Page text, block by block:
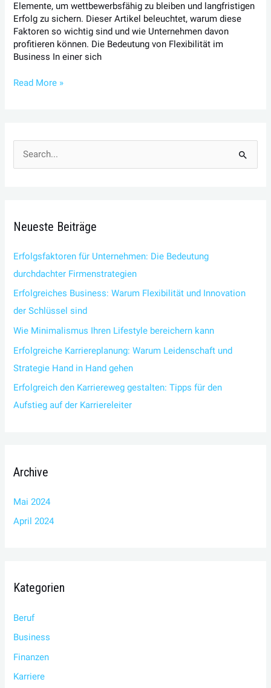
Elemente, um wettbewerbsfähig zu bleiben und langfristigen
Erfolg zu sichern. Dieser Artikel beleuchtet, warum diese
Faktoren so wichtig sind und wie Unternehmen davon
profitieren können. Die Bedeutung von Flexibilität im
Business In einer sich
Read More »
e
n
a
c
h
:
Neueste Beiträge
Erfolgsfaktoren für Unternehmen: Die Bedeutung
durchdachter Firmenstrategien
Erfolgreiches Business: Warum Flexibilität und Innovation
der Schlüssel sind
Wie Minimalismus Ihren Lifestyle bereichern kann
Erfolgreiche Karriereplanung: Warum Leidenschaft und
Strategie Hand in Hand gehen
Erfolgreich den Karriereweg gestalten: Tipps für den
Aufstieg auf der Karriereleiter
Archive
Mai 2024
April 2024
Kategorien
Beruf
Business
Finanzen
Karriere